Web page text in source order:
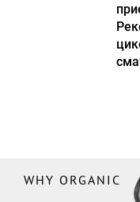
WHY ORGANIC